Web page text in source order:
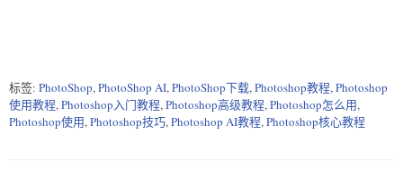
标签: PhotoShop,PhotoShop AI,PhotoShop下载,Photoshop教程,Photoshop
使用教程,Photoshop入门教程,Photoshop高级教程,Photoshop怎么用,
Photoshop使用,Photoshop技巧,Photoshop AI教程,Photoshop核心教程